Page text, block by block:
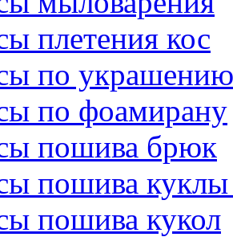
плетения кос
по украшению
по фоамирану
пошива брюк
пошива
пошива кукол